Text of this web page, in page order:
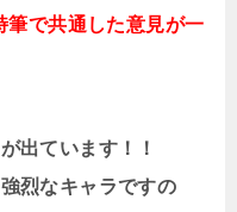
で共通した意見が一
出ています！！
烈なキャラですの